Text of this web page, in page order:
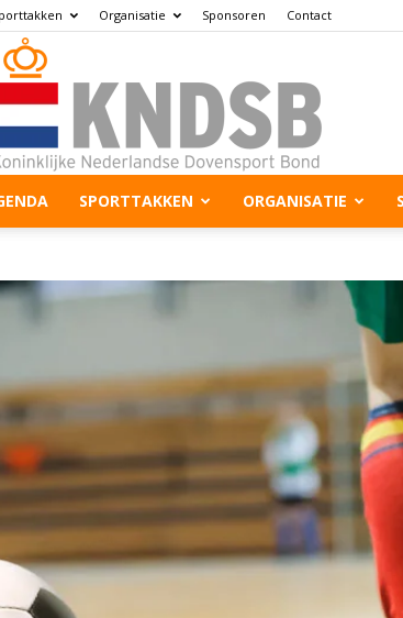
Organisatie Sponsoren Contact
SPORTTAKKEN ORGANISATIE